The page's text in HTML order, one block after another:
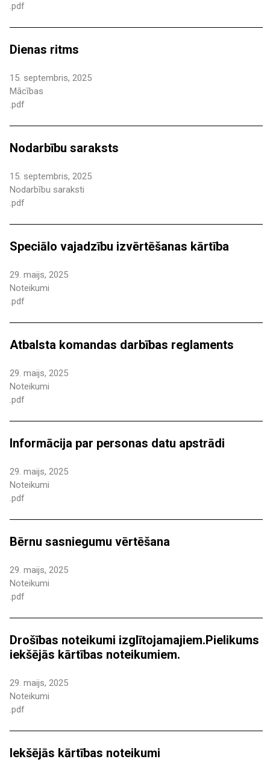
.pdf
Dienas ritms
15. septembris, 2025
Mācības
.pdf
Nodarbību saraksts
15. septembris, 2025
Nodarbību saraksti
.pdf
Speciālo vajadzību izvērtēšanas kārtība
29. maijs, 2025
Noteikumi
.pdf
Atbalsta komandas darbības reglaments
29. maijs, 2025
Noteikumi
.pdf
Informācija par personas datu apstrādi
29. maijs, 2025
Noteikumi
.pdf
Bērnu sasniegumu vērtēšana
29. maijs, 2025
Noteikumi
.pdf
Drošības noteikumi izglītojamajiem.Pielikums
iekšējās kārtības noteikumiem.
29. maijs, 2025
Noteikumi
.pdf
Iekšējās kārtības noteikumi